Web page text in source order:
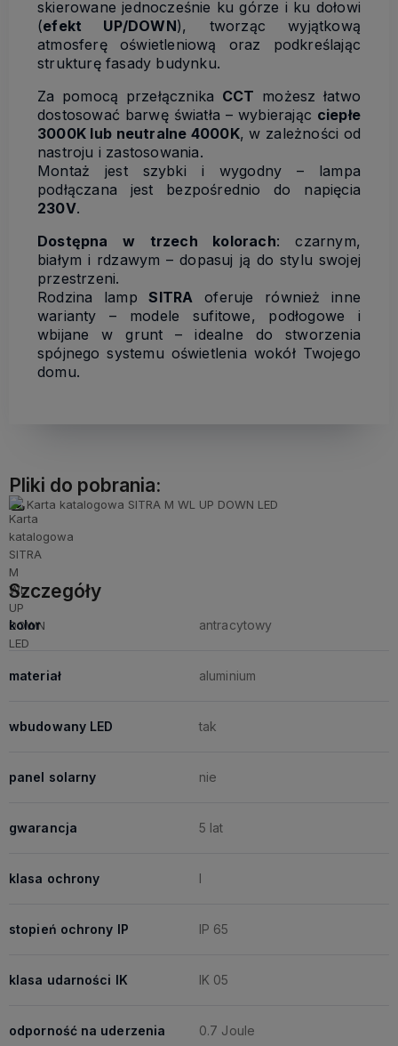
skierowane jednocześnie ku górze i ku dołowi
(efekt UP/DOWN), tworząc wyjątkową
atmosferę oświetleniową oraz podkreślając
strukturę fasady budynku.
Za pomocą przełącznika CCT możesz łatwo
dostosować barwę światła – wybierając ciepłe
3000K lub neutralne 4000K, w zależności od
nastroju i zastosowania.
Montaż jest szybki i wygodny – lampa
podłączana jest bezpośrednio do napięcia
230V.
Dostępna w trzech kolorach: czarnym,
białym i rdzawym – dopasuj ją do stylu swojej
przestrzeni.
Rodzina lampSITRA oferuje również inne
warianty – modele sufitowe, podłogowe i
wbijane w grunt – idealne do stworzenia
spójnego systemu oświetlenia wokół Twojego
domu.
Pliki do pobrania:
Karta katalogowa SITRA M WL UP DOWN LED
Szczegóły
kolor antracytowy
materiał aluminium
wbudowany LED tak
panel solarny nie
gwarancja 5 lat
klasa ochrony I
stopień ochrony IP IP 65
klasa udarności IK IK 05
odporność na uderzenia 0.7 Joule